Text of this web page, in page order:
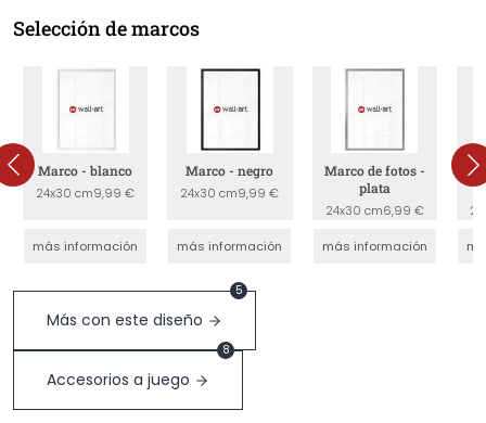
Selección de marcos
Marco - blanco
24x30 cm9,99 €
más información
Marco - negro
24x30 cm9,99 €
más información
Marco de fotos -
plata
24x30 cm6,99 €
más información
Más con este diseño
5
Accesorios a juego
8